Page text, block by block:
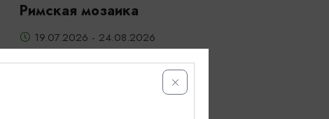
Римская мозаика
19.07.2026 - 24.08.2026